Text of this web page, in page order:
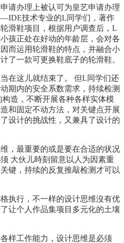
请办理上被认可为皇艺申请办理
技术专业的L同学们，著作
滑鞋项目，根据用户调查后，L
孩正处在好动的年龄层，会对各
而运用轮滑鞋的特点，并融合小
了一款可更换鞋底子的轮滑鞋。
在这儿就结束了。 但L同学们还
期内的安全系数需求，持续检测
造，不断开展各种各样实体模
和固定不动方法，对关键点开展
设计的挑战性，又兼具了设计的
，最重要的或是要在合适的状况
大伙儿時刻留意以人为因素重
键，持续的反复推敲检测才可以
执行，不一样的设计思维沒有优
让个人作品集项目多元化的土壤
样工作能力，设计思维是必须